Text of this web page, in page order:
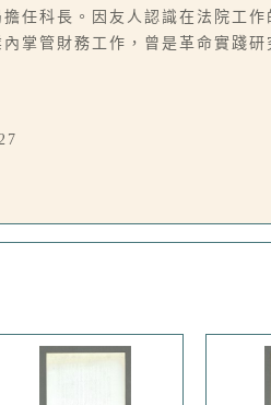
任科長。因友人認識在法院工
掌管財務工作，曾是革命實踐